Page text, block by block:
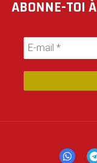
ABONNE-TOI